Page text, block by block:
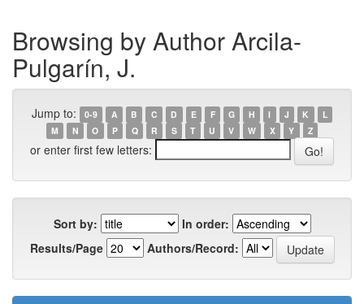
Browsing by Author Arcila-
Pulgarín, J.
Jump to: 0-9 A B C D E F G H I J K
L
M
N O P Q R S T U V W X Y Z
or enter first few letters:
Sort by:
In order:
Results/Page
Authors/Record: